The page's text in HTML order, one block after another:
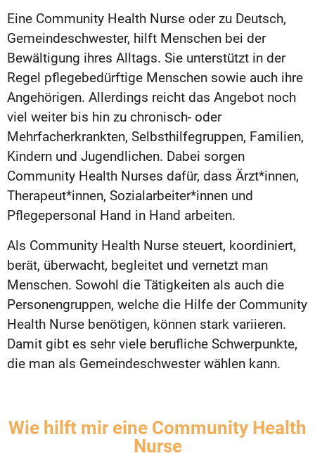
Eine Community Health Nurse oder zu Deutsch,
Gemeindeschwester, hilft Menschen bei der
Bewältigung ihres Alltags. Sie unterstützt in der
Regel pflegebedürftige Menschen sowie auch ihre
Angehörigen. Allerdings reicht das Angebot noch
viel weiter bis hin zu chronisch- oder
Mehrfacherkrankten, Selbsthilfegruppen, Familien,
Kindern und Jugendlichen. Dabei sorgen
Community Health Nurses dafür, dass Ärzt*innen,
Therapeut*innen, Sozialarbeiter*innen und
Pflegepersonal Hand in Hand arbeiten.
Als Community Health Nurse steuert, koordiniert,
berät, überwacht, begleitet und vernetzt man
Menschen. Sowohl die Tätigkeiten als auch die
Personengruppen, welche die Hilfe der Community
Health Nurse benötigen, können stark variieren.
Damit gibt es sehr viele berufliche Schwerpunkte,
die man als Gemeindeschwester wählen kann.
Wie hilft mir eine Community Health
Nurse